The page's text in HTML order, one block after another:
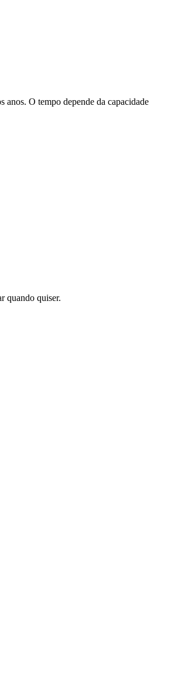
O tempo depende da capacidade
quando quiser.